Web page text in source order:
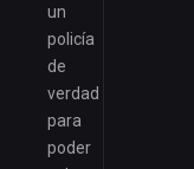
un
policía
de
verdad
para
poder